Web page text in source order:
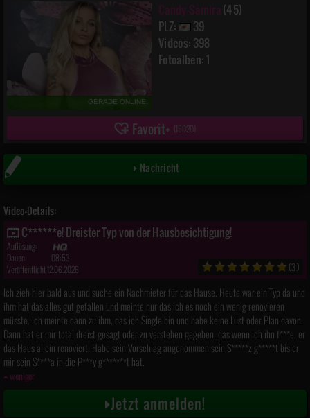
GERADE ONLINE!
Candy-Samira (45)
PLZ:
39
Videos: 398
Fotoalben: 1
Favorit (15020)
Nachricht
Video-Details:
C******e! Dreister Typ von der Hausbesichtigung!
Auflösung:
Dauer:
08:53
Veröffentlicht 12.06.2026
(3)
Ich zieh hier bald aus und suche ein Nachmieter für das Hause. Heute war ein Typ da und
ihm hat das alles gut gefallen und meinte nur das ich es noch ein wenig renovieren
müsste. Ich meinte dann zu ihm, das ich Single bin und habe keine Lust oder Plan davon.
Dann hat er mir total dreist gesagt oder zu verstehen gegeben, das wenn ich ihn f***e, er
das Haus allein renoviert. Habe sein Vorschlag angenommen sein S*****z g*****t bis er
mir sein S****a in die P***y g*******t hat.
weniger
Jetzt anmelden!